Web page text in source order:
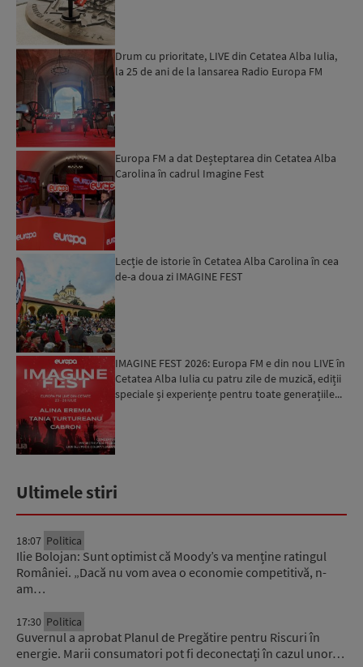
Drum cu prioritate, LIVE din Cetatea Alba Iulia,
la 25 de ani de la lansarea Radio Europa FM
Europa FM a dat Deșteptarea din Cetatea Alba
Carolina în cadrul Imagine Fest
Lecție de istorie în Cetatea Alba Carolina în cea
de-a doua zi IMAGINE FEST
IMAGINE FEST 2026: Europa FM e din nou LIVE în
Cetatea Alba Iulia cu patru zile de muzică, ediții
speciale și experiențe pentru toate generațiile...
Ultimele stiri
18:07 Politica
Ilie Bolojan: Sunt optimist că Moody’s va menține ratingul
României. „Dacă nu vom avea o economie competitivă, n-
am…
17:30 Politica
Guvernul a aprobat Planul de Pregătire pentru Riscuri în
energie. Marii consumatori pot fi deconectați în cazul unor…